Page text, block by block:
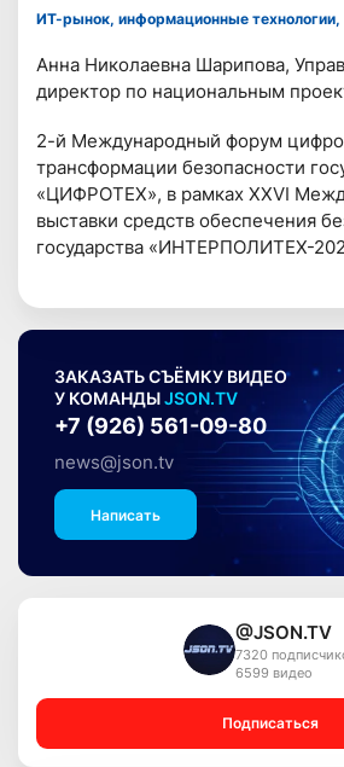
ИТ-рынок, информационные
Анна Николаевна Шарипова,
директор по национальным
2-й Международный форум
трансформации безопасности
«ЦИФРОТЕХ», в рамках XXVI
выставки средств обеспечения
государства «ИНТЕРПОЛИТЕХ-
ЗАКАЗАТЬ СЪЁМКУ ВИДЕО
У КОМАНДЫJSON.TV
+7 (926) 561-09-80
news@json.tv
Написать
@JSON.TV
7320
6599 видео
Подписаться